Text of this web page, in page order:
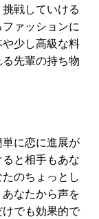
戦していける
ァッションに
少し高級な料
先輩の持ち物
に恋に進展が
と相手もあな
のちょっとし
なたから声を
でも効果的で